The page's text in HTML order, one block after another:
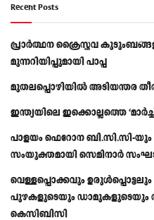
Recent Posts
പ്രാര്‍ത്ഥന ക്രൈസ്തവ
മുന്നറിയിപ്പുമായി പാപ്പ
മുതലപ്പൊഴിയിൽ അടിയന്തര
ഇന്ത്യയിലെ ഇക്കൊല്ലത്തെ
പാളയം ഫെറോന
സംയുക്തമായി സെമിനാർ
വെള്ളപ്പൊക്കവും ഉരുള്‍പ്പൊട്ടലും
പുഴകളുടെയും ഡാമുകളുടെയും
കെസിബിസി